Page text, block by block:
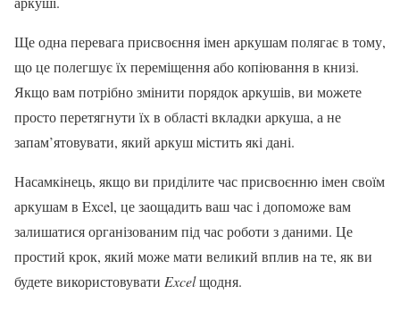
Ще одна перевага присвоєння імен аркушам полягає в тому,
що це полегшує їх переміщення або копіювання в книзі.
Якщо вам потрібно змінити порядок аркушів, ви можете
просто перетягнути їх в області вкладки аркуша, а не
запам’ятовувати, який аркуш містить які дані.
Насамкінець, якщо ви приділите час присвоєнню імен своїм
аркушам в Excel, це заощадить ваш час і допоможе вам
залишатися організованим під час роботи з даними. Це
простий крок, який може мати великий вплив на те, як ви
будете використовувати Excelщодня.